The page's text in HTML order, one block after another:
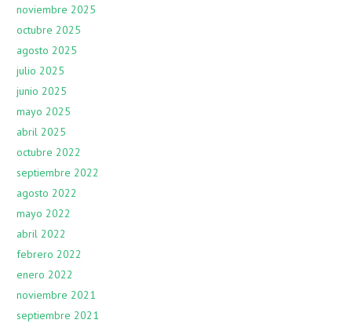
noviembre 2025
octubre 2025
agosto 2025
julio 2025
junio 2025
mayo 2025
abril 2025
octubre 2022
septiembre 2022
agosto 2022
mayo 2022
abril 2022
febrero 2022
enero 2022
noviembre 2021
septiembre 2021